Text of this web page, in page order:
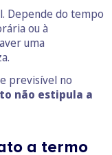
Depende do tempo
ou à
uma
previsível no
não estipula a
a termo